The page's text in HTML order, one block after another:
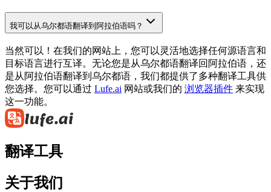
我可以从乌尔都语翻译到阿拉伯语吗？
当然可以！在我们的网站上，您可以灵活地选择任何源语言和
目标语言进行互译。无论您是从乌尔都语翻译回阿拉伯语，还
是从阿拉伯语翻译到乌尔都语，我们都提供了多种翻译工具供
您选择。您可以通过 Lufe.ai 网站或我们的 浏览器插件 来实现
这一功能。
翻译工具
关于我们